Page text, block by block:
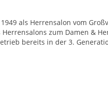
als Herrensalon vom
zum Damen &
bereits in der 3.